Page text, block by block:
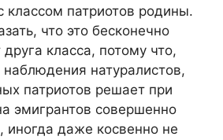
классом патриотов родины.
что это бесконечно
класса, потому что,
натуралистов,
патриотов решает при
эмигрантов совершенно
иногда даже косвенно не